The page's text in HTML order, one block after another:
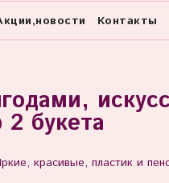
Контакты
букета
красивые, пластик и